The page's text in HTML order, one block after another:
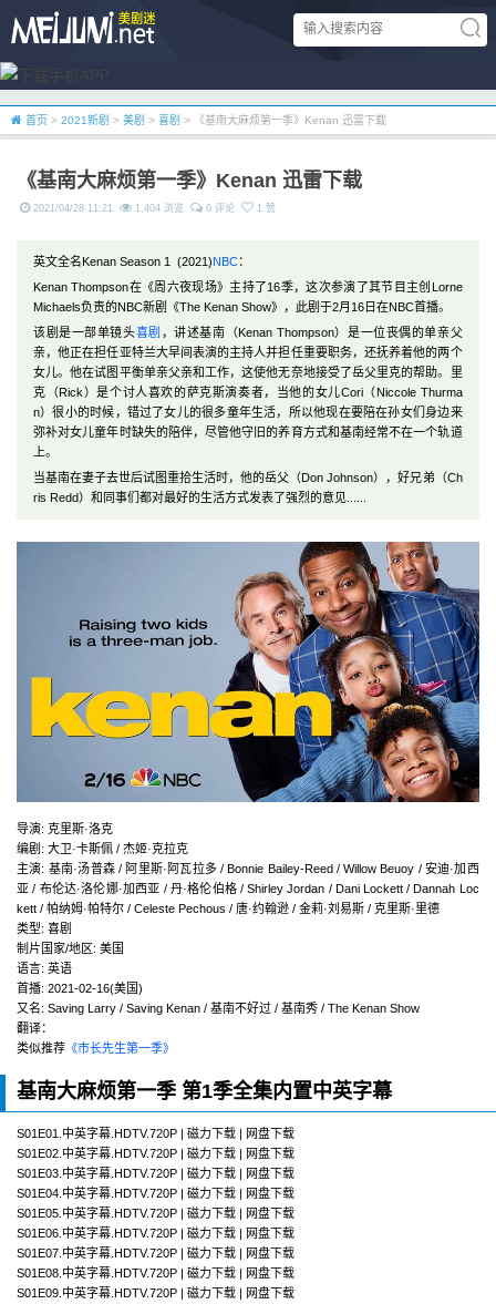
首页 > 2021新剧 > 美剧 > 喜剧 > 《基南大麻烦第一季》Kenan 迅雷下载
《基南大麻烦第一季》Kenan 迅雷下载
2021/04/28 11:21 1,404 浏览 0 评论 1 赞
英文全名Kenan Season 1 (2021)NBC：
Kenan Thompson在《周六夜现场》主持了16季，这次参演了其节目主创Lorne
Michaels负责的NBC新剧《The Kenan Show》，此剧于2月16日在NBC首播。
该剧是一部单镜头喜剧 ，讲述基南（Kenan Thompson）是一位丧偶的单亲父
亲，他正在担任亚特兰大早间表演的主持人并担任重要职务，还抚养着他的两个
女儿。他在试图平衡单亲父亲和工作，这使他无奈地接受了岳父里克的帮助。里
克（Rick）是个讨人喜欢的萨克斯演奏者，当他的女儿Cori（Niccole Thurma
n）很小的时候，错过了女儿的很多童年生活，所以他现在要陪在孙女们身边来
弥补对女儿童年时缺失的陪伴，尽管他守旧的养育方式和基南经常不在一个轨道
上。
当基南在妻子去世后试图重拾生活时，他的岳父（Don Johnson），好兄弟（Ch
ris Redd）和同事们都对最好的生活方式发表了强烈的意见......
导演: 克里斯·洛克
编剧 : 大卫·卡斯佩 / 杰姬·克拉克
主演: 基南·汤普森 / 阿里斯·阿瓦拉多 / Bonnie Bailey-Reed / Willow Beuoy / 安迪·加西
亚 / 布伦达·洛伦娜·加西亚 / 丹·格伦伯格 / Shirley Jordan / Dani Lockett / Dannah Loc
kett / 帕纳姆·帕特尔 / Celeste Pechous / 唐·约翰逊 / 金莉·刘易斯 / 克里斯·里德
类型: 喜剧
制片国家/地区: 美国
语言: 英语
首播: 2021-02-16(美国)
又名: Saving Larry / Saving Kenan / 基南不好过 / 基南秀 / The Kenan Show
翻译：
类似推荐 《市长先生第一季》
基南大麻烦第一季 第1季全集内置中英字幕
S01E01.中英字幕.HDTV.720P | 磁力下载 | 网盘下载
S01E02.中英字幕.HDTV.720P | 磁力下载 | 网盘下载
S01E03.中英字幕.HDTV.720P | 磁力下载 | 网盘下载
S01E04.中英字幕.HDTV.720P | 磁力下载 | 网盘下载
S01E05.中英字幕.HDTV.720P | 磁力下载 | 网盘下载
S01E06.中英字幕.HDTV.720P | 磁力下载 | 网盘下载
S01E07.中英字幕.HDTV.720P | 磁力下载 | 网盘下载
S01E08.中英字幕.HDTV.720P | 磁力下载 | 网盘下载
S01E09.中英字幕.HDTV.720P | 磁力下载 | 网盘下载